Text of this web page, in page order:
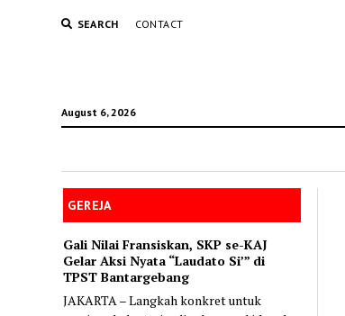
SEARCH CONTACT
August 6, 2026
GEREJA
Gali Nilai Fransiskan, SKP se-KAJ
Gelar Aksi Nyata “Laudato Si’” di
TPST Bantargebang
JAKARTA – Langkah konkret untuk